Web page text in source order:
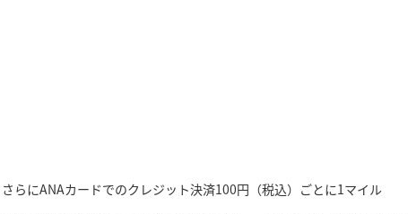
らにANAカードでのクレジット決済100円（税込）ごとに1マイル